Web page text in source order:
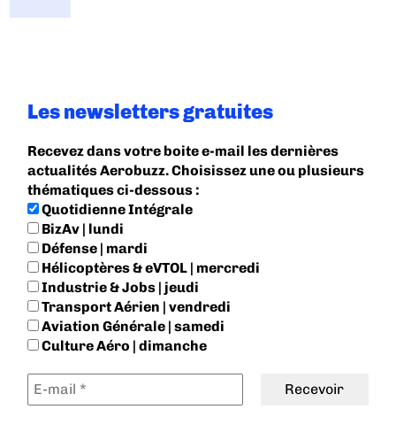
Les newsletters gratuites
Recevez dans votre boite e-mail les dernières
actualités Aerobuzz. Choisissez une ou plusieurs
thématiques ci-dessous :
Quotidienne Intégrale
BizAv | lundi
Défense | mardi
Hélicoptères & eVTOL | mercredi
Industrie & Jobs | jeudi
Transport Aérien | vendredi
Aviation Générale | samedi
Culture Aéro | dimanche